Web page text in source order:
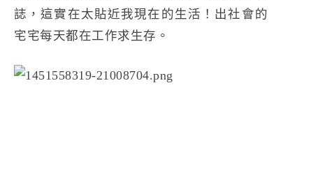
誌，這實在太貼近我現在的生活！出社會的
宅宅每天都在工作求生存。